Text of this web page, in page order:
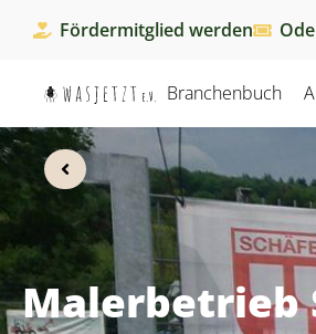
Fördermitglied werden
Branchenbuch
Malerbetrieb